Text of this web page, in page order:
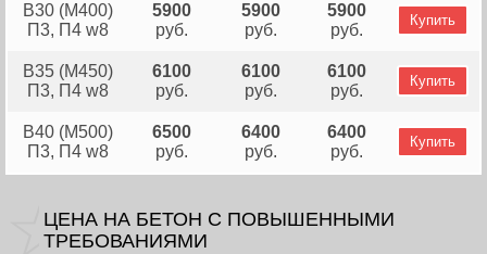
В30 (М400)
П3, П4 w8
5900
руб.
5900
руб.
5900
руб.
Купить
В35 (М450)
П3, П4 w8
6100
руб.
6100
руб.
6100
руб.
Купить
В40 (М500)
П3, П4 w8
6500
руб.
6400
руб.
6400
руб.
Купить
ЦЕНА НА БЕТОН C ПОВЫШЕННЫМИ
ТРЕБОВАНИЯМИ